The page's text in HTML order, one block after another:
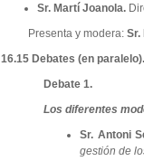
Sr. Martí Joanola.
Presenta y modera: Sr.
16.15 Debates (en paralelo).
Debate 1.
Los diferentes
Sr. Antoni
gestión de